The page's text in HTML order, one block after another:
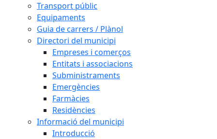
Transport públic
Equipaments
Guia de carrers / Plànol
Directori del municipi
Empreses i comerços
Entitats i associacions
Subministraments
Emergències
Farmàcies
Residències
Informació del municipi
Introducció